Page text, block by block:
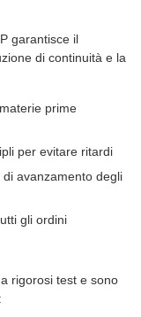
garantisce il
di continuità e la
prime
per evitare ritardi
avanzamento degli
gli ordini
rigorosi test e sono